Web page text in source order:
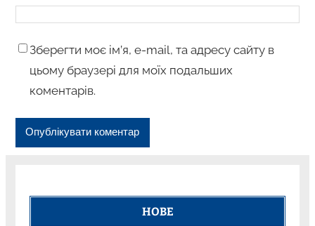
Зберегти моє ім’я, e-mail, та адресу сайту в
цьому браузері для моїх подальших
коментарів.
НОВЕ